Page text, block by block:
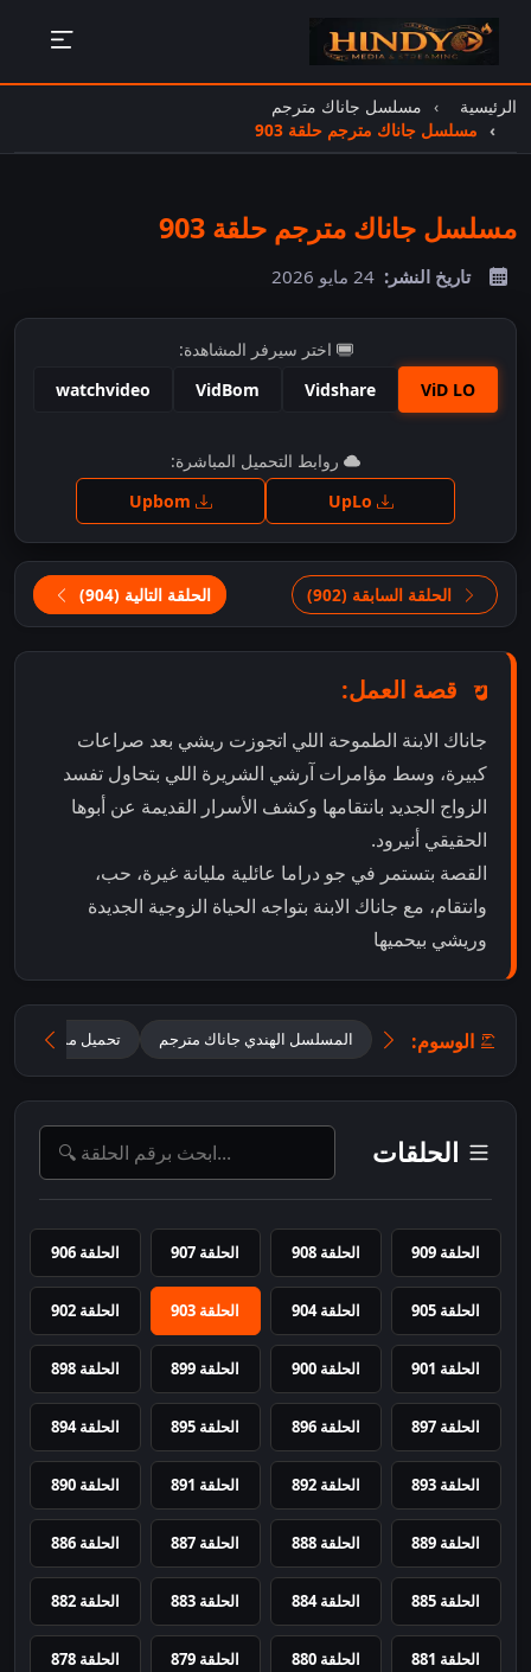
الرئيسية
مسلسل جاناك مترجم
مسلسل جاناك مترجم حلقة 903
مسلسل جاناك مترجم حلقة 903
تاريخ النشر: 24 مايو 2026
اختر سيرفر المشاهدة:
ViD LO
Vidshare
VidBom
watchvideo
اضغط للمشاهدة
روابط التحميل المباشرة:
الحلقة السابقة (902) الحلقة التالية (904)
قصة العمل:
جاناك الابنة الطموحة اللي اتجوزت ريشي بعد صراعات
كبيرة، وسط مؤامرات آرشي الشريرة اللي بتحاول تفسد
الزواج الجديد بانتقامها وكشف الأسرار القديمة عن أبوها
الحقيقي أنيرود.
القصة بتستمر في جو دراما عائلية مليانة غيرة، حب،
وانتقام، مع جاناك الابنة بتواجه الحياة الزوجية الجديدة
وريشي بيحميها
الوسوم: المسلسل الهندي جاناك مترجم تحميل مسلسل
الحلقات
الحلقة 909 الحلقة 908 الحلقة 907 الحلقة 906
الحلقة 905 الحلقة 904 الحلقة 903 الحلقة 902
الحلقة 901 الحلقة 900 الحلقة 899 الحلقة 898
الحلقة 897 الحلقة 896 الحلقة 895 الحلقة 894
الحلقة 893 الحلقة 892 الحلقة 891 الحلقة 890
الحلقة 889 الحلقة 888 الحلقة 887 الحلقة 886
الحلقة 885 الحلقة 884 الحلقة 883 الحلقة 882
الحلقة 881 الحلقة 880 الحلقة 879 الحلقة 878